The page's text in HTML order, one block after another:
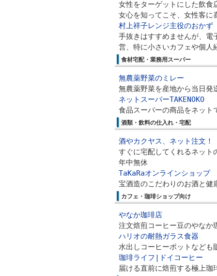
女性をターゲットにした飲食
女心を知ってこそ、女性客に
村上祥子レンジ主役のおかず
手抜きはすすめませんが、電
営、特に小さいカフェや個人
食材宅配・業務用スーパー
無農薬野菜のミレー
無農薬野菜を産地から当日発
ネットスーパーTAKENOKO
食品スーパーの商品をネッ
酒類・飲料の仕入れ・宅配
酒やカクヤス、ネット注文！
すぐに宅配してくれるネッ
年中無休
TaKaRaオンラインショップ
宝酒造のこだわりのお酒と健
カフェ・珈琲ショップ向け
やなか珈琲店
注文焙煎コーヒー豆のやなか
ハリオの耐熱ガラス食器
水出しコーヒーポットなども
珈琲ライフ|ドイコーヒー
届ける直前に焙煎する極上珈